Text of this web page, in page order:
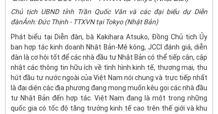
Chủ tịch UBND tỉnh Trần Quốc Văn và các đại biểu dự Diễn
đànẢnh: Đức Thịnh - TTXVN tại Tokyo (Nhật Bản)
Phát biểu tại Diễn đàn, bà Kakihara Atsuko, Đồng Chủ tịch Ủy
ban hợp tác kinh doanh Nhật Bản-Mê kông, JCCI đánh giá, diễn
đàn là cơ hội tốt để các nhà đầu tư Nhật Bản có thể tiếp cận, cập
nhật các thông tin hữu ích về tình hình kinh tế, thương mại, thu
hút đầu tư nước ngoài của Việt Nam nói chung và trực tiếp nhất
là đại diện các địa phương đang mong muốn kêu gọi các nhà đầu
tư Nhật Bản đến hợp tác. Việt Nam đang là một trong những
quốc gia có tốc độ tăng trưởng kinh tế cao trên thế giới và khu